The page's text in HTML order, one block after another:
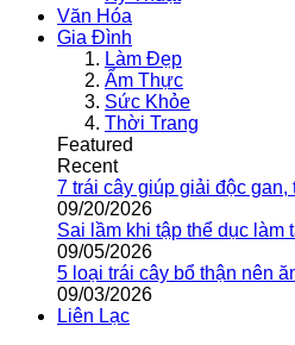
Văn Hóa
Gia Đình
Làm Đẹp
Ẩm Thực
Sức Khỏe
Thời Trang
Featured
Recent
7 trái cây giúp giải độc gan,
09/20/2026
Sai lầm khi tập thể dục làm
09/05/2026
5 loại trái cây bổ thận nên
09/03/2026
Liên Lạc